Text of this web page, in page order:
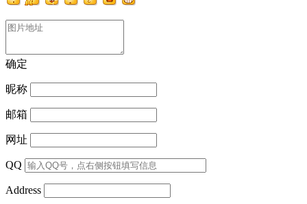
确定
昵称
邮箱
网址
QQ
Address